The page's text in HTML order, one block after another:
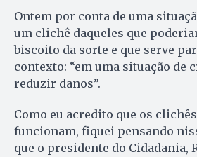
Ontem por conta de uma
um clichê daqueles que
biscoito da sorte e que serve
contexto: “em uma situação de
reduzir danos”.
Como eu acredito que os
funcionam, fiquei pensando
que o presidente do Cidadania,